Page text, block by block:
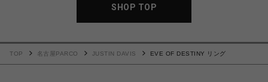
SHOP TOP
TOP 名古屋PARCO JUSTIN DAVIS EVE OF DESTINY リング